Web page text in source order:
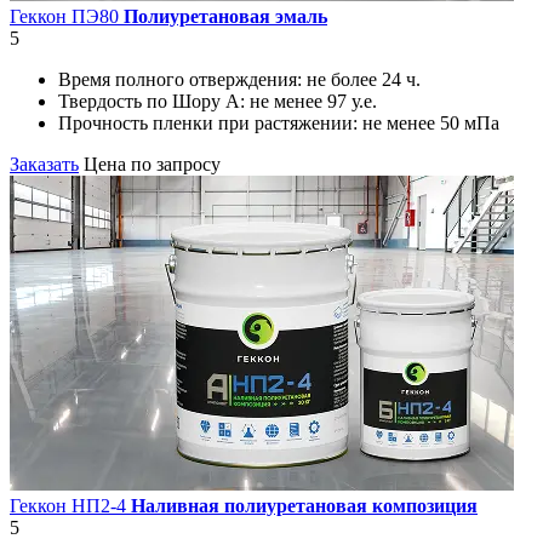
Геккон ПЭ80 Полиуретановая эмаль
5
Время полного отверждения: не более 24 ч.
Твердость по Шору А: не менее 97 у.е.
Прочность пленки при растяжении: не менее 50 мПа
Заказать Цена по запросу
Геккон НП2-4 Наливная полиуретановая композиция
5